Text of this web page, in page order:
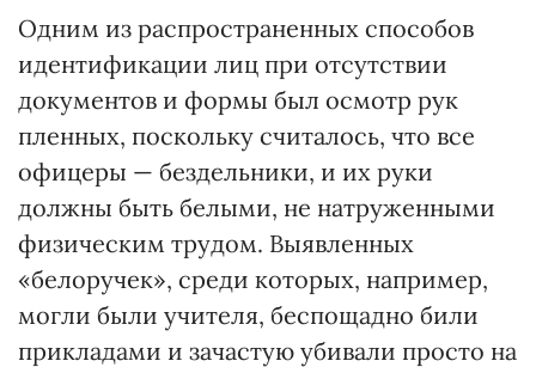
Одним из распространенных способов
идентификации лиц при отсутствии
документов и формы был осмотр рук
пленных, поскольку считалось, что все
офицеры — бездельники, и их руки
должны быть белыми, не натруженными
физическим трудом. Выявленных
«белоручек», среди которых, например,
могли были учителя, беспощадно били
прикладами и зачастую убивали просто на